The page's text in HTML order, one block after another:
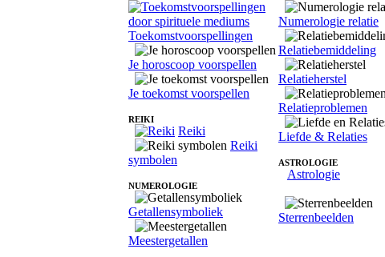
Toekomstvoorspellingen
Je horoscoop voorspellen
Je toekomst voorspellen
REIKI
Reiki
Reiki
symbolen
NUMEROLOGIE
Getallensymboliek
Meestergetallen
Numerologie relatie
Relatiebemiddeling
Relatieherstel
Relatieproblemen
Liefde & Relaties
ASTROLOGIE
Astrologie
Sterrenbeelden